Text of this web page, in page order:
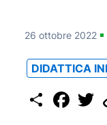
26 ottobre 2022
DIDATTICA
Share